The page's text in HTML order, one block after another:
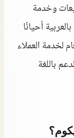
وخدمة
أحيانًا
لخدمة العملاء
باللغة